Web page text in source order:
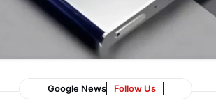
Google News Follow Us